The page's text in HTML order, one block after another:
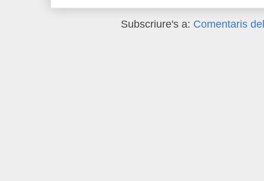
Subscriure's a: Comentaris